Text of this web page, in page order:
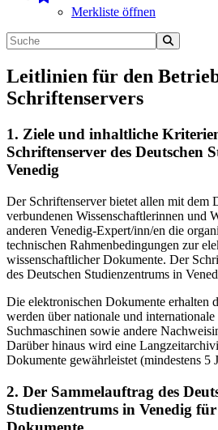
Merkliste öffnen
Leitlinien für den
Schriftenservers
1. Ziele und inhaltliche
Schriftenserver des Deutschen
Venedig
Der Schriftenserver bietet allen mit dem
verbundenen Wissenschaftlerinnen und
anderen Venedig-Expert/inn/en die
technischen Rahmenbedingungen zur
wissenschaftlicher Dokumente. Der
des Deutschen Studienzentrums in
Die elektronischen Dokumente erhalten
werden über nationale und
Suchmaschinen sowie andere
Darüber hinaus wird eine
Dokumente gewährleistet (mindestens 5
2. Der Sammelauftrag des
Studienzentrums in Venedig